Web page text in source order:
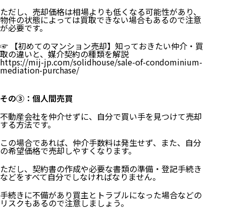
ただし、売却価格は相場よりも低くなる可能性があり、
物件の状態によっては買取できない場合もあるので注意
が必要です。
☞ 【初めてのマンション売却】知っておきたい仲介・買
取の違いと、媒介契約の種類を解説
https://mij-jp.com/solidhouse/sale-of-condominium-
mediation-purchase/
その③：個人間売買
不動産会社を仲介せずに、自分で買い手を見つけて売却
する方法です。
この場合であれば、仲介手数料は発生せず、また、自分
の希望価格で売却しやすくなります。
ただし、契約書の作成や必要な書類の準備・登記手続き
などをすべて自分でしなければなりません。
手続きに不備があり買主とトラブルになった場合などの
リスクもあるので注意しましょう。